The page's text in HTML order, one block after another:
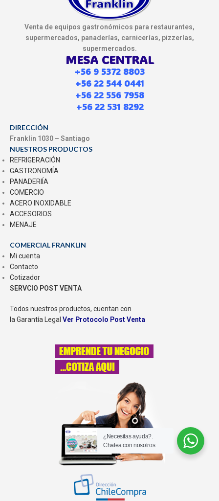
Venta de equipos gastronómicos para restaurantes,
supermercados, panaderías, carnicerías, pizzerías,
supermercados.
MESA CENTRAL
+56 9 5372 8803
+56 22 544 0441
+56 22 556 7958
+56 22 531 8292
DIRECCIÓN
Franklin 1030 – Santiago
NUESTROS PRODUCTOS
REFRIGERACIÓN
GASTRONOMÍA
PANADERIÍA
COMERCIO
ACERO INOXIDABLE
ACCESORIOS
MENAJE
COMERCIAL FRANKLIN
Mi cuenta
Contacto
Cotizador
SERVCIO POST VENTA
Todos nuestros productos, cuentan con
la Garantía Legal Ver Protocolo Post Venta
¿Necesitas ayuda?.
Chatea con nosotros